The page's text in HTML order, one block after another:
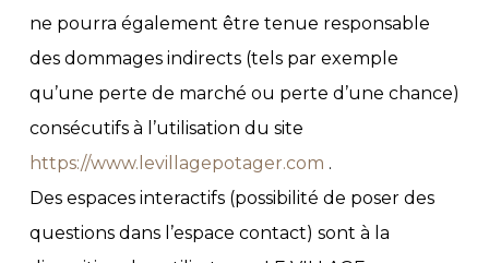
ne pourra également être tenue responsable
des dommages indirects (tels par exemple
qu’une perte de marché ou perte d’une chance)
consécutifs à l’utilisation du site
https://www.levillagepotager.com .
Des espaces interactifs (possibilité de poser des
questions dans l’espace contact) sont à la